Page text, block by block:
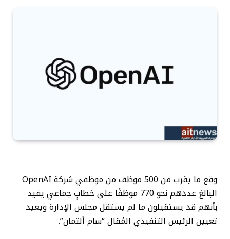
وقع ما يقرب من 500 موظف من موظفي شركة OpenAI
البالغ عددهم نحو 770 موظفًا على خطابٍ جماعي يفيد
بأنهم قد يستقيلون ما لم يستقل مجلس الإدارة ويعيد
تعيين الرئيس التنفيذي المُقال “سام ألتمان”.